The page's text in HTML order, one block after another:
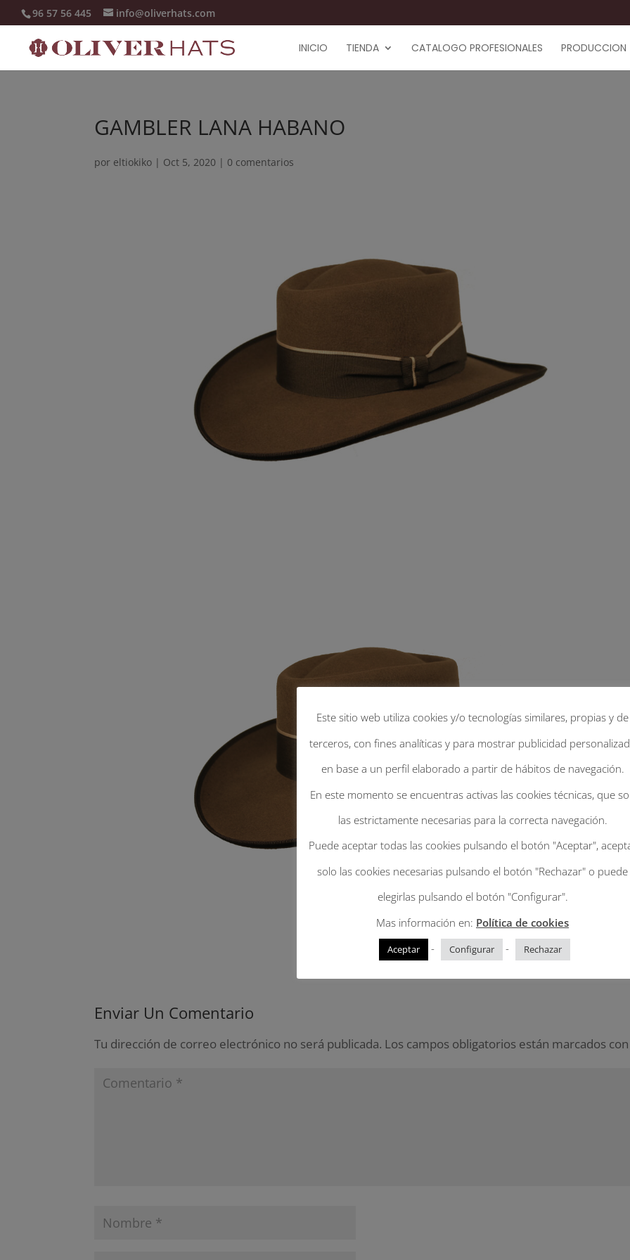
96 57 56 445 info@oliverhats.com
INICIO TIENDA CATALOGO PROFESIONALES PRODUCCION
GAMBLER LANA HABANO
por eltiokiko | Oct 5, 2020 | 0 comentarios
Enviar Un Comentario
Tu dirección de correo electrónico no será publicada. Los campos obligatorios están marcados
Este sitio web utiliza cookies y/o tecnologías similares, propias y de
terceros, con fines analíticas y para mostrar publicidad
en base a un perfil elaborado a partir de hábitos de navegación.
En este momento se encuentras activas las cookies técnicas, que
las estrictamente necesarias para la correcta navegación.
Puede aceptar todas las cookies pulsando el botón "Aceptar",
solo las cookies necesarias pulsando el botón "Rechazar" o puede
elegirlas pulsando el botón "Configurar".
Mas información en: Política de cookies
Aceptar - Configurar - Rechazar